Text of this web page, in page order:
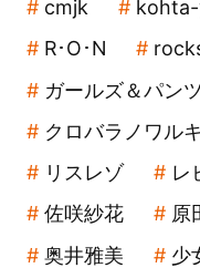
cmjk
R･O･N
ガールズ＆パン
クロバラノワル
リスレゾ
レ
佐咲紗花
原
奥井雅美
少